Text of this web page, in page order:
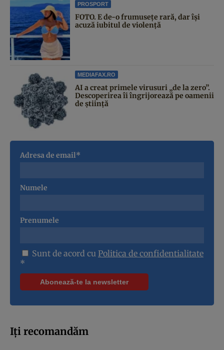
PROSPORT
FOTO. E de-o frumusețe rară, dar își
acuză iubitul de violență
MEDIAFAX.RO
AI a creat primele virusuri „de la zero”.
Descoperirea îi îngrijorează pe oamenii
de știință
Adresa de email*
Numele
Prenumele
Sunt de acord cu Politica de confidentialitate
*
Iți recomandăm